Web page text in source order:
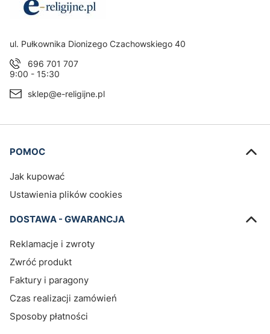
Adres:
ul. Pułkownika Dionizego Czachowskiego 40
696 701 707
9:00 - 15:30
sklep@e-religijne.pl
Linki w stopce
POMOC
Jak kupować
Ustawienia plików cookies
DOSTAWA - GWARANCJA
Reklamacje i zwroty
Zwróć produkt
Faktury i paragony
Czas realizacji zamówień
Sposoby płatności